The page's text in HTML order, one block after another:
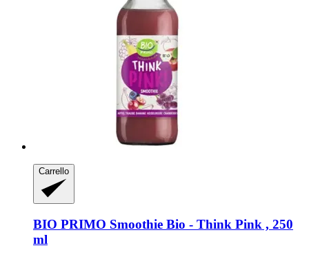
Carrello
BIO PRIMO Smoothie Bio -​ Think Pink , 250
ml